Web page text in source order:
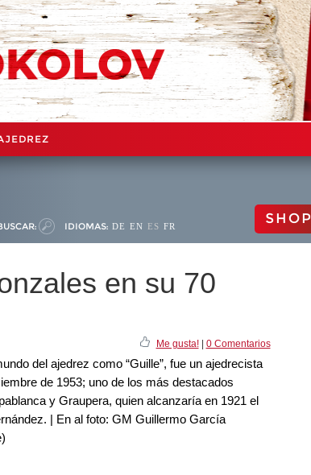
IDIOMAS: DE EN ES FR SHOP
en su 70
Me gusta!| 0 Comentarios
del ajedrez como “Guille”, fue un ajedrecista
de 1953; uno de los más destacados
y Graupera, quien alcanzaría en 1921 el
| En al foto: GM Guillermo García